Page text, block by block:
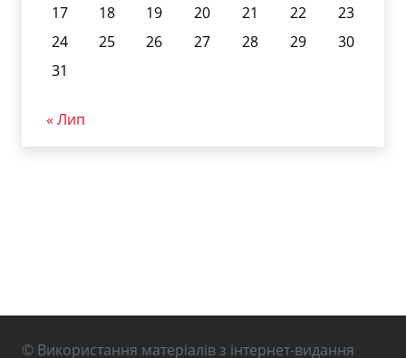
17
18 19 20 21 22
23
24
25 26 27 28 29
30
31
« Лип
© Використання матеріалів з інтернет-видання